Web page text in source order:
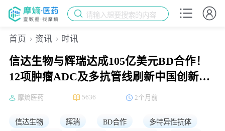
请输入想要搜索的内容
首页 资讯 时讯
信达生物与辉瑞达成105亿美元BD合作！
12项肿瘤ADC及多抗管线刷新中国创新药
跨境纪录
摩熵医药 5636 2个月前
信达生物 辉瑞 BD合作
多特异性抗体